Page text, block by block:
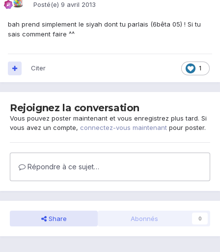
Posté(e) 9 avril 2013
bah prend simplement le siyah dont tu parlais (6bêta 05) ! Si tu
sais comment faire ^^
1
Citer
Rejoignez la conversation
Vous pouvez poster maintenant et vous enregistrez plus tard. Si
vous avez un compte, connectez-vous maintenant pour poster.
Répondre à ce sujet…
Share Abonnés 0